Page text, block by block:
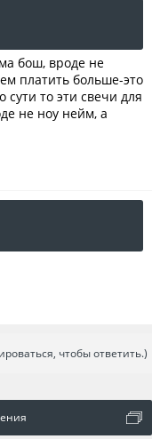
бош, вроде не
платить больше-это
сути то эти свечи для
не ноу нейм, а
чтобы ответить.)